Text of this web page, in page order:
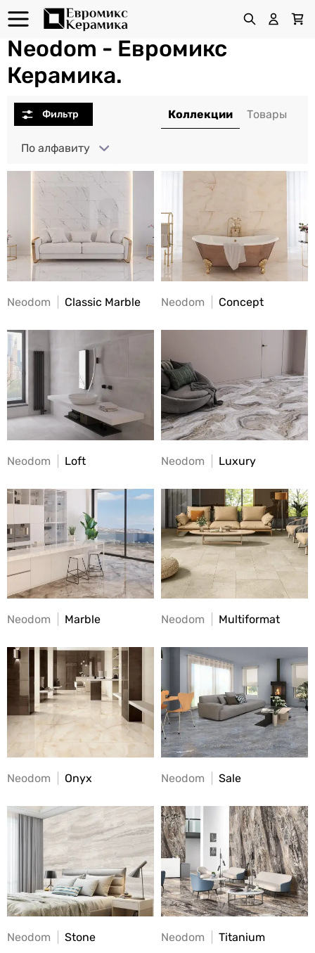
Neodom - Евромикс
Керамика.
По алфавиту
Neodom Classic Marble Neodom Concept
Neodom Loft Neodom Luxury
Neodom Marble Neodom Multiformat
Neodom Onyx Neodom Sale
Neodom Stone Neodom Titanium